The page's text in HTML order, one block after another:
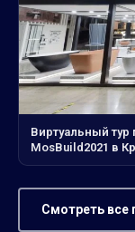
Виртуальный тур
MosBuild2021 в
Смотреть все